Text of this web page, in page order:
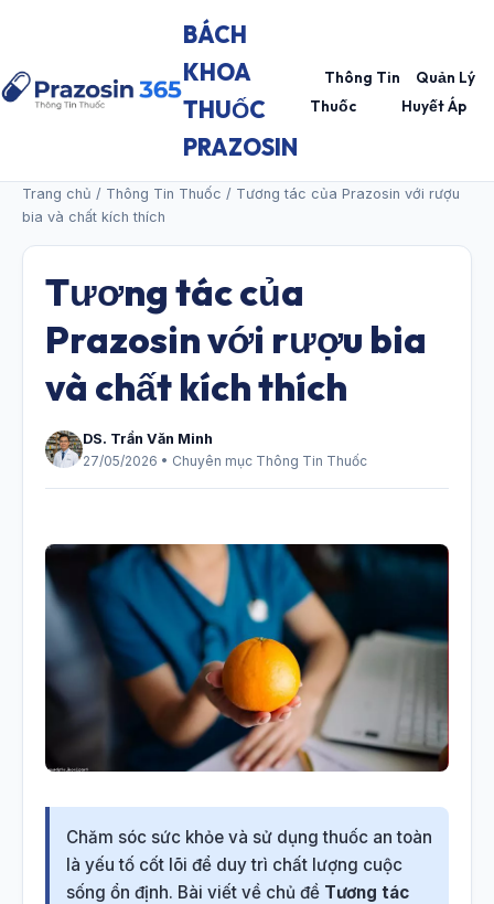
BÁCH
KHOA
THUỐC
PRAZOSIN
Thông Tin
Thuốc
Quản Lý
Huyết Áp
Trang chủ / Thông Tin Thuốc / Tương tác của Prazosin với rượu
bia và chất kích thích
Tương tác của
Prazosin với rượu bia
và chất kích thích
DS. Trần Văn Minh
27/05/2026 • Chuyên mục Thông Tin Thuốc
Chăm sóc sức khỏe và sử dụng thuốc an toàn
là yếu tố cốt lõi để duy trì chất lượng cuộc
sống ổn định. Bài viết về chủ đề Tương tác